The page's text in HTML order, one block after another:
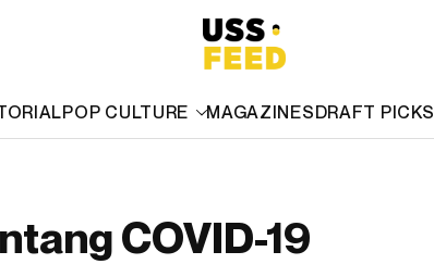
POP CULTURE MAGAZINESDRAFT PICKS
COVID-19